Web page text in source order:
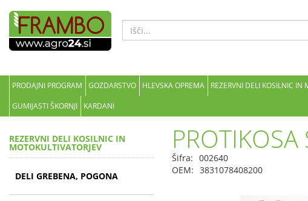
PRODAJNI PROGRAM GOZDARSTVO HLEVSKA OPREMA REZERVNI DELI KOSILNIC IN
GUMIJASTI ŠKORNJI
KARDANI
REZERVNI DELI KOSILNIC IN
MOTOKULTIVATORJEV
DELI GREBENA, POGONA
Šifra: 002640
OEM: 3831078408200